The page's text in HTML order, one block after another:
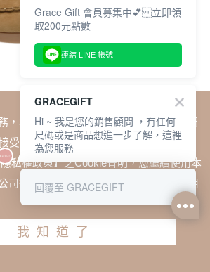
蝶結平底莫卡辛鞋 棕
$1980
，本網站會在您的電腦中放置並取用我們
受Cookie時應如何變更電腦的Cookie設
私權政策】之Cookie聲明，您繼續使用本
司得按本網站使用條款之Cookie聲明使用
我知道了
Grace Gift 會員募集中💕 立即領
取200元點數
連結 LINE 帳號
GRACEGIFT
Hi ~ 我是您的銷售顧問 ，有任何
尺碼或是商品想進一步了解，這裡
為您服務
回覆至 GRACEGIFT